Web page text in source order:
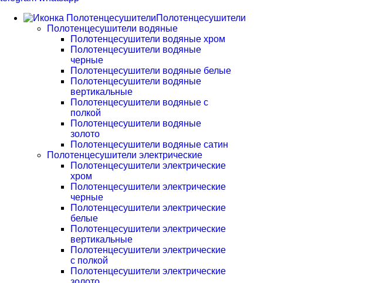
Полотенцесушители
Полотенцесушители водяные
Полотенцесушители водяные хром
Полотенцесушители водяные
черные
Полотенцесушители водяные белые
Полотенцесушители водяные
вертикальные
Полотенцесушители водяные с
полкой
Полотенцесушители водяные
золото
Полотенцесушители водяные сатин
Полотенцесушители электрические
Полотенцесушители электрические
хром
Полотенцесушители электрические
черные
Полотенцесушители электрические
белые
Полотенцесушители электрические
вертикальные
Полотенцесушители электрические
с полкой
Полотенцесушители электрические